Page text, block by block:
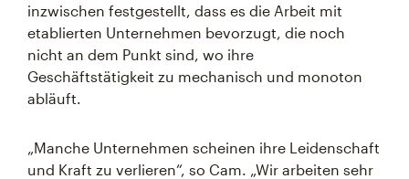
inzwischen festgestellt, dass es die Arbeit mit
etablierten Unternehmen bevorzugt, die noch
nicht an dem Punkt sind, wo ihre
Geschäftstätigkeit zu mechanisch und monoton
abläuft.
„Manche Unternehmen scheinen ihre Leidenschaft
und Kraft zu verlieren“, so Cam. „Wir arbeiten sehr